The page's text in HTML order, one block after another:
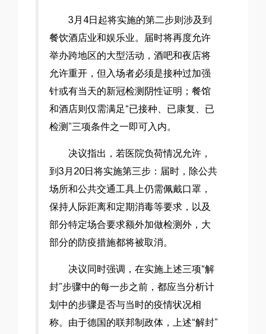
3月4日起将实施的第二步则涉及到
餐饮酒店业和娱乐业。届时将再度允许
举办跨地区的大型活动，酒吧和夜店将
允许重开，但入场者必须是接种过加强
针或有当天的新冠检测阴性证明；餐馆
和酒店则仅需满足“已接种、已康复、已
检测”三项条件之一即可入内。
决议指出，若医院负荷情况允许，
到3月20日将实施第三步：届时，除公共
场所和公共交通工具上仍需佩戴口罩，
保持人际距离和定期消毒等要求，以及
部分特定场合要求额外加做检测外，大
部分的防疫措施都将被取消。
决议同时强调，在实施上述三项“解
封”步骤中的每一步之前，都应当分析计
划中的步骤是否与当时的疫情状况相
称。由于德国的联邦制政体，上述“解封”